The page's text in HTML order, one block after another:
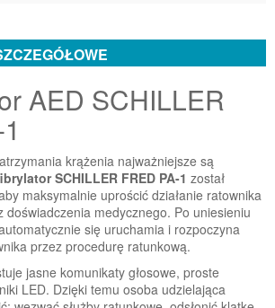
AED SCHILLER
krążenia najważniejsze są
SCHILLER FRED PA-1 został
maksymalnie uprościć działanie ratownika
medycznego. Po uniesieniu
się uruchamia i rozpoczyna
przez procedurę ratunkową.
jasne komunikaty głosowe, proste
LED. Dzięki temu osoba udzielająca